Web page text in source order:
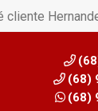
cliente
(68)
(68)